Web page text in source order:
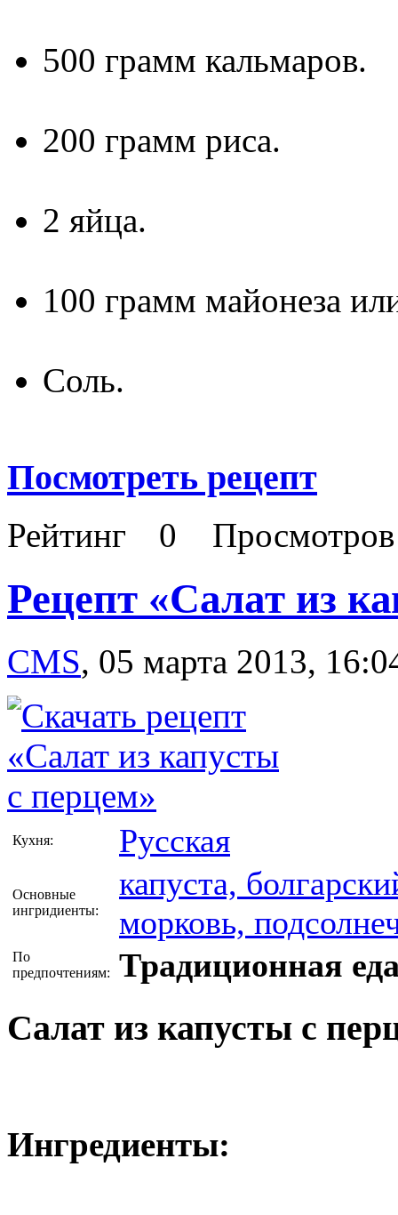
500 грамм кальмаров.
200 грамм риса.
2 яйца.
100 грамм майонеза
Соль.
Посмотреть рецепт
Рейтинг 0
Рецепт «Салат из
CMS, 05 марта 2013,
Кухня: Русская
Основные
ингридиенты:
капуста,
морковь,
По
предпочтениям:
Традиционная
Салат из капусты с
Ингредиенты: